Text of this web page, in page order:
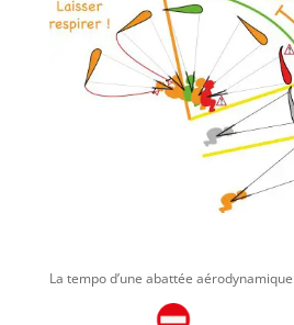
La tempo d’une abattée